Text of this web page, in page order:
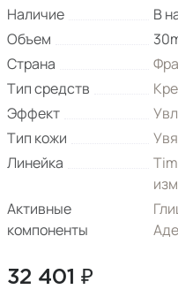
Наличие
В
Объем
Страна
Тип средств
Эффект
Тип кожи
Линейка
Активные
компоненты
32 401 ₽